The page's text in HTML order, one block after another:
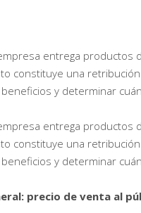
entrega productos
constituye una
y determinar
entrega productos
constituye una
y determinar
precio de venta al